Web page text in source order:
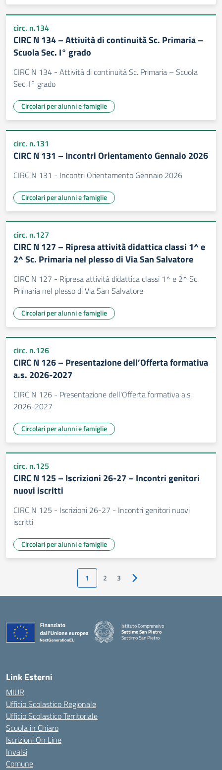
circ. n.134
CIRC N 134 – Attività di continuità Sc. Primaria –
Scuola Sec. I° grado
CIRC N 134 - Attività di continuità Sc. Primaria – Scuola
Sec. I° grado
Circolari per alunni e famiglie
circ. n.131
CIRC N 131 – Incontri Orientamento Gennaio 2026
CIRC N 131 - Incontri Orientamento Gennaio 2026
Circolari per alunni e famiglie
circ. n.127
CIRC N 127 – Ripresa attività didattica classi 1^ e
2^ Sc. Primaria nel plesso di Via San Salvatore
CIRC N 127 - Ripresa attività didattica classi 1^ e 2^ Sc.
Primaria nel plesso di Via San Salvatore
Circolari per alunni e famiglie
circ. n.126
CIRC N 126 – Presentazione dell’Offerta formativa
a.s. 2026-2027
CIRC N 126 - Presentazione dell'Offerta formativa a.s.
2026-2027
Circolari per alunni e famiglie
circ. n.125
CIRC N 125 – Iscrizioni 26-27 – Incontri genitori
nuovi iscritti
CIRC N 125 - Iscrizioni 26-27 - Incontri genitori nuovi
iscritti
Circolari per alunni e famiglie
1 2 3 Pagina successiva
Istituto Comprensivo
Settimo San Pietro
Settimo San Pietro
Link Esterni
MIUR
Ufficio Scolastico Regionale
Ufficio Scolastico Territoriale
Scuola in Chiaro
Iscrizioni On Line
Invalsi
Comune